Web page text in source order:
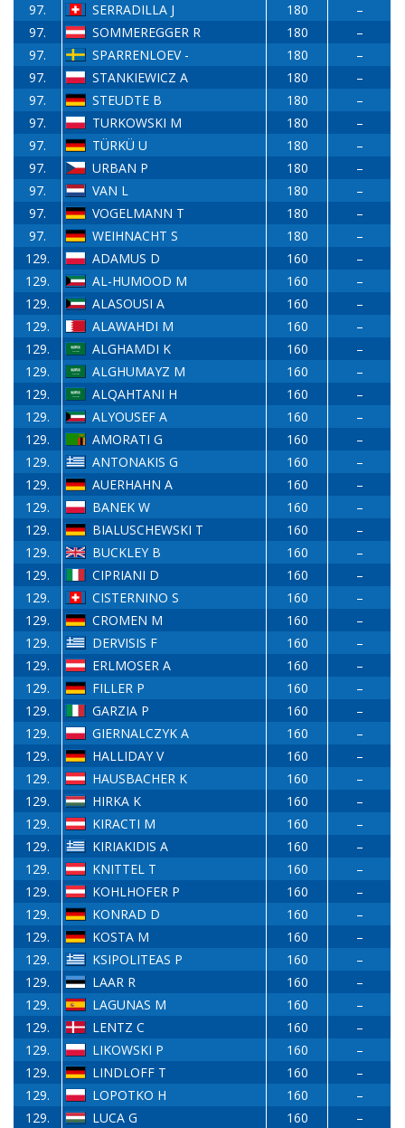
97.
SERRADILLA J 180
–
97.
SOMMEREGGER R 180
–
97.
SPARRENLOEV - 180
–
97.
STANKIEWICZ A 180
–
97.
STEUDTE B 180
–
97.
TURKOWSKI M 180
–
97.
TÜRKÜ U 180
–
97.
URBAN P 180
–
97.
VAN L 180
–
97.
VOGELMANN T 180
–
97.
WEIHNACHT S 180
–
129.
ADAMUS D 160
–
129.
AL-HUMOOD M 160
–
129.
ALASOUSI A 160
–
129.
ALAWAHDI M 160
–
129.
ALGHAMDI K 160
–
129.
ALGHUMAYZ M 160
–
129.
ALQAHTANI H 160
–
129.
ALYOUSEF A 160
–
129.
AMORATI G 160
–
129.
ANTONAKIS G 160
–
129.
AUERHAHN A 160
–
129.
BANEK W 160
–
129.
BIALUSCHEWSKI T 160
–
129.
BUCKLEY B 160
–
129.
CIPRIANI D 160
–
129.
CISTERNINO S 160
–
129.
CROMEN M 160
–
129.
DERVISIS F 160
–
129.
ERLMOSER A 160
–
129.
FILLER P 160
–
129.
GARZIA P 160
–
129.
GIERNALCZYK A 160
–
129.
HALLIDAY V 160
–
129.
HAUSBACHER K 160
–
129.
HIRKA K 160
–
129.
KIRACTI M 160
–
129.
KIRIAKIDIS A 160
–
129.
KNITTEL T 160
–
129.
KOHLHOFER P 160
–
129.
KONRAD D 160
–
129.
KOSTA M 160
–
129.
KSIPOLITEAS P 160
–
129.
LAAR R 160
–
129.
LAGUNAS M 160
–
129.
LENTZ C 160
–
129.
LIKOWSKI P 160
–
129.
LINDLOFF T 160
–
129.
LOPOTKO H 160
–
129.
LUCA G 160
–